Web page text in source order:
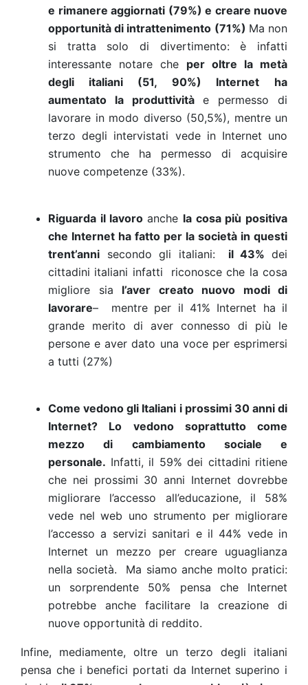
e rimanere aggiornati (79%) e creare nuove
opportunità di intrattenimento (71%) Ma non
si tratta solo di divertimento: è infatti
interessante notare che per oltre la metà
degli italiani (51, 90%) Internet
ha
aumentato la produttività
e permesso di
lavorare in modo diverso (50,5%), mentre un
terzo degli intervistati vede in Internet uno
strumento che ha permesso di acquisire
nuove competenze (33%).
Riguarda il lavoro anche la cosa più positiva
che Internet ha fatto per la società in questi
trent’anni secondo gli italiani:il 43% dei
cittadini italiani infatti riconosce che la cosa
migliore sia
l’aver creato nuovo modi di
lavorare– mentre per il 41% Internet ha il
grande merito di aver connesso di più le
persone e aver dato una voce per esprimersi
a tutti (27%)
Come vedono gli Italiani i prossimi 30 anni di
Internet? Lo vedono soprattutto come
mezzo di cambiamento sociale e
personale. Infatti, il 59% dei cittadini ritiene
che nei prossimi 30 anni Internet dovrebbe
migliorare l’accesso all’educazione, il 58%
vede nel web uno strumento per migliorare
l’accesso a servizi sanitari e il 44% vede in
Internet un mezzo per creare uguaglianza
nella società. Ma siamo anche molto pratici:
un sorprendente 50% pensa che Internet
potrebbe anche facilitare la creazione di
nuove opportunità di reddito.
Infine, mediamente, oltre un terzo degli italiani
pensa che i benefici portati da Internet superino i